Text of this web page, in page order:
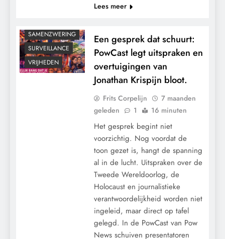
Lees meer
SAMENZWERING
SURVEILLANCE
VRIJHEDEN
Een gesprek dat schuurt:
PowCast legt uitspraken en
overtuigingen van
Jonathan Krispijn bloot.
Frits Corpelijn
7 maanden
geleden
1 16 minuten
Het gesprek begint niet
voorzichtig. Nog voordat de
toon gezet is, hangt de spanning
al in de lucht. Uitspraken over de
Tweede Wereldoorlog, de
Holocaust en journalistieke
verantwoordelijkheid worden niet
ingeleid, maar direct op tafel
gelegd. In de PowCast van Pow
News schuiven presentatoren